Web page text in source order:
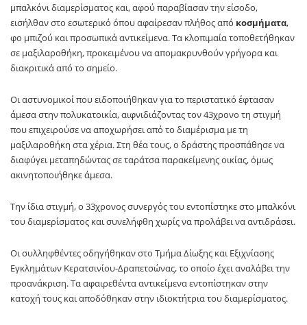
μπαλκόνι διαμερίσματος και, αφού παραβίασαν την είσοδο,
εισήλθαν στο εσωτερικό όπου αφαίρεσαν πλήθος από κοσμήματα,
φο μπιζού και προσωπικά αντικείμενα. Τα κλοπιμαία τοποθετήθηκαν
σε μαξιλαροθήκη, προκειμένου να απομακρυνθούν γρήγορα και
διακριτικά από το σημείο.
Οι αστυνομικοί που ειδοποιήθηκαν για το περιστατικό έφτασαν
άμεσα στην πολυκατοικία, αιφνιδιάζοντας τον 43χρονο τη στιγμή
που επιχειρούσε να αποχωρήσει από το διαμέρισμα με τη
μαξιλαροθήκη στα χέρια. Στη θέα τους, ο δράστης προσπάθησε να
διαφύγει μεταπηδώντας σε ταράτσα παρακείμενης οικίας, όμως
ακινητοποιήθηκε άμεσα.
Την ίδια στιγμή, ο 33χρονος συνεργός του εντοπίστηκε στο μπαλκόνι
του διαμερίσματος και συνελήφθη χωρίς να προλάβει να αντιδράσει.
Οι συλληφθέντες οδηγήθηκαν στο Τμήμα Δίωξης και Εξιχνίασης
Εγκλημάτων Κερατσινίου-Δραπετσώνας, το οποίο έχει αναλάβει την
προανάκριση. Τα αφαιρεθέντα αντικείμενα εντοπίστηκαν στην
κατοχή τους και αποδόθηκαν στην ιδιοκτήτρια του διαμερίσματος.